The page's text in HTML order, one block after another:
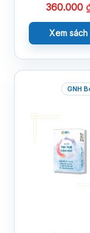
360.000
Xem sách
GNH